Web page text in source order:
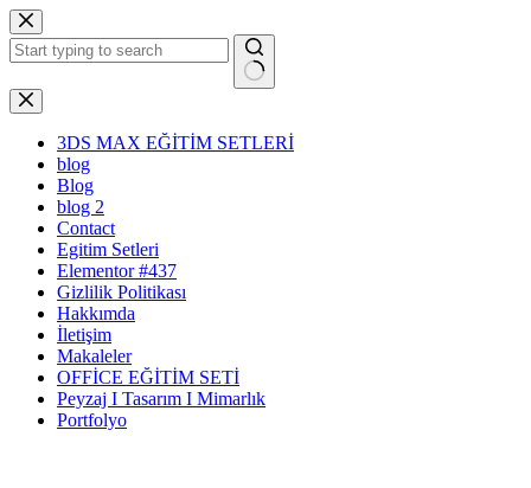
Skip
to
content
No
results
3DS MAX EĞİTİM SETLERİ
blog
Blog
blog 2
Contact
Egitim Setleri
Elementor #437
Gizlilik Politikası
Hakkımda
İletişim
Makaleler
OFFİCE EĞİTİM SETİ
Peyzaj I Tasarım I Mimarlık
Portfolyo